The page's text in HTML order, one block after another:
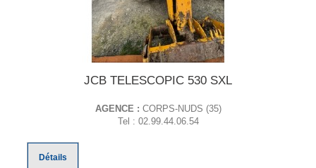
JCB TELESCOPIC 530 SXL
AGENCE : CORPS-NUDS (35)
Tel : 02.99.44.06.54
Détails